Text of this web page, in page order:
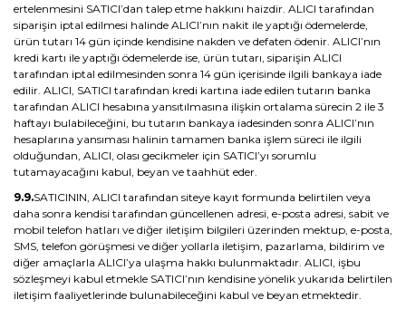
ertelenmesini SATICI’dan talep etme hakkını haizdir. ALICI tarafından
siparişin iptal edilmesi halinde ALICI’nın nakit ile yaptığı ödemelerde,
ürün tutarı 14 gün içinde kendisine nakden ve defaten ödenir. ALICI’nın
kredi kartı ile yaptığı ödemelerde ise, ürün tutarı, siparişin ALICI
tarafından iptal edilmesinden sonra 14 gün içerisinde ilgili bankaya iade
edilir. ALICI, SATICI tarafından kredi kartına iade edilen tutarın banka
tarafından ALICI hesabına yansıtılmasına ilişkin ortalama sürecin 2 ile 3
haftayı bulabileceğini, bu tutarın bankaya iadesinden sonra ALICI’nın
hesaplarına yansıması halinin tamamen banka işlem süreci ile ilgili
olduğundan, ALICI, olası gecikmeler için SATICI’yı sorumlu
tutamayacağını kabul, beyan ve taahhüt eder.
9.9.SATICININ, ALICI tarafından siteye kayıt formunda belirtilen veya
daha sonra kendisi tarafından güncellenen adresi, e-posta adresi, sabit ve
mobil telefon hatları ve diğer iletişim bilgileri üzerinden mektup, e-posta,
SMS, telefon görüşmesi ve diğer yollarla iletişim, pazarlama, bildirim ve
diğer amaçlarla ALICI’ya ulaşma hakkı bulunmaktadır. ALICI, işbu
sözleşmeyi kabul etmekle SATICI’nın kendisine yönelik yukarıda belirtilen
iletişim faaliyetlerinde bulunabileceğini kabul ve beyan etmektedir.